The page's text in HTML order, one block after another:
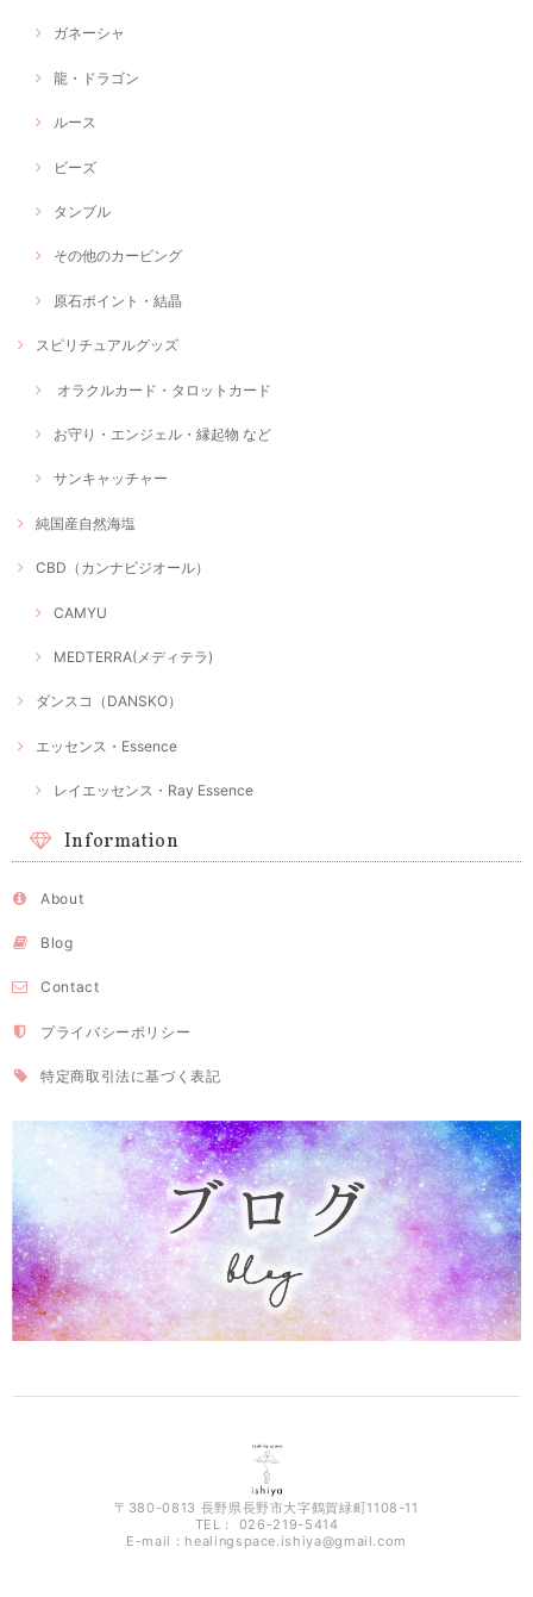
ガネーシャ
龍・ドラゴン
ルース
ビーズ
タンブル
その他のカービング
原石ポイント・結晶
スピリチュアルグッズ
オラクルカード・タロットカード
お守り・エンジェル・縁起物 など
サンキャッチャー
純国産自然海塩
CBD（カンナビジオール）
CAMYU
MEDTERRA(メディテラ)
ダンスコ（DANSKO）
エッセンス・Essence
レイエッセンス・Ray Essence
Information
About
Blog
Contact
プライバシーポリシー
特定商取引法に基づく表記
〒380-0813 長野県長野市大字鶴賀緑町1108-11
TEL： 026-219-5414
E-mail： healingspace.ishiya@gmail.com